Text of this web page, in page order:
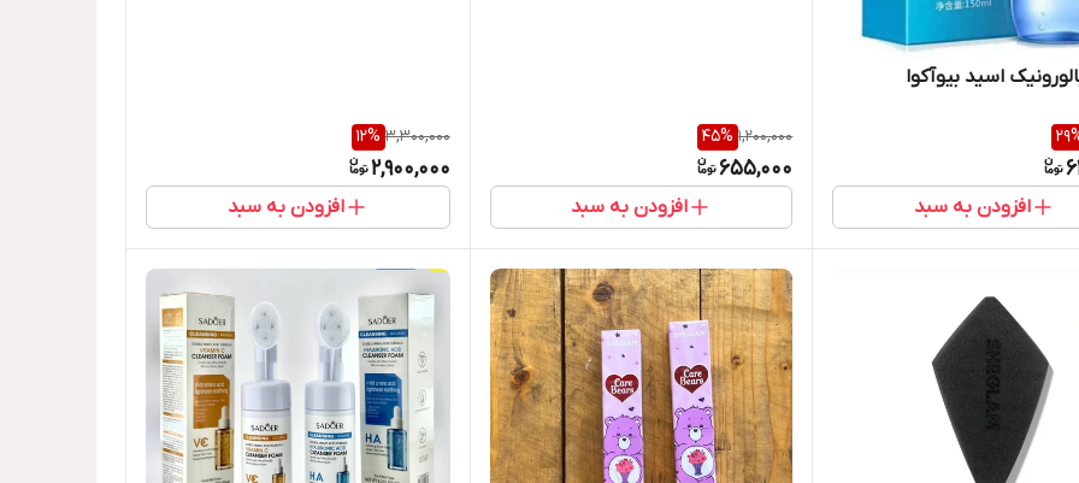
اسید بیوآکوا
29
افزودن به سبد
1,200,000
45%
655,000
افزودن به سبد
3,300,000
12%
2,900,000
افزودن به سبد